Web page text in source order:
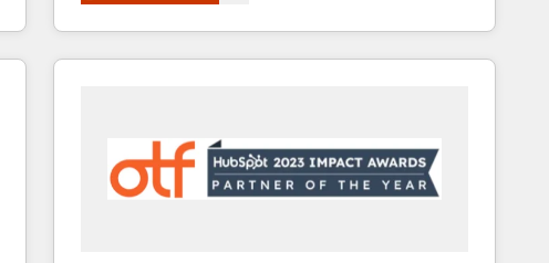
Operating System (GTM OS) to align your leadership
and engineer a portal that drives predictable
revenue velocity. 🚀 GTM Strategy & Alignment
"accelerating a mess." ⚙️ Elite Engineering & AI
Scalable Architecture: Zero-technical-debt setup
across all Hubs, validated by our 7 HubSpot